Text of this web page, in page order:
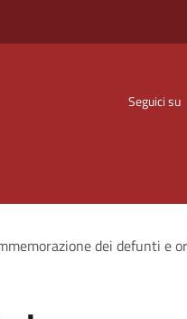
Seguici su
dei defunti e